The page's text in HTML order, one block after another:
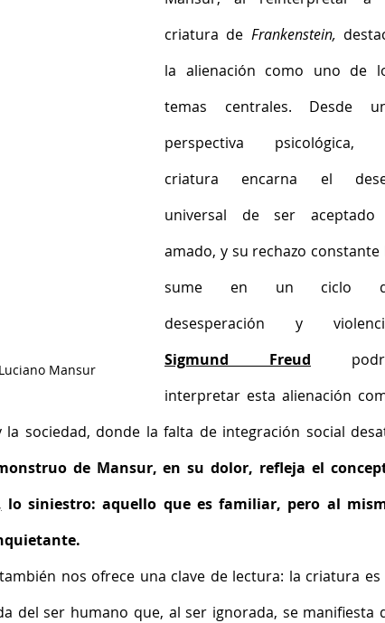
Mansur
criatura de Frankenstein,
la alienación como uno de
temas centrales. Desde
perspectiva psicológica,
criatura encarna el
universal de ser
amado, y su rechazo constante
sume en un ciclo
Sigmund Freud
interpretar esta alienación
sociedad, donde la falta de integración social
de Mansur, en su dolor, refleja el
lo siniestro: aquello que es familiar, pero al
nos ofrece una clave de lectura: la criatura es
del ser humano que, al ser ignorada, se manifiesta